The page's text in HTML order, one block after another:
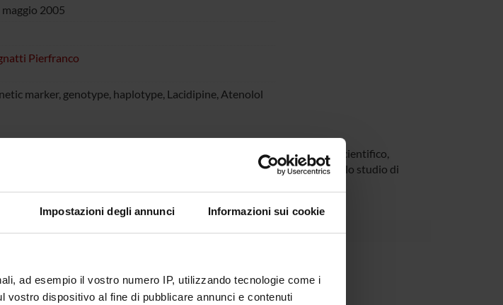
Impostazioni degli annunci Informazioni sui cookie
ad esempio il vostro numero IP, utilizzando tecnologie come i
dispositivo al fine di pubblicare annunci e contenuti
maggio 2005
Pierfranco
marker, genotype, haplotype, Lacidipine, Atenolol
l'utilizzo degli strumenti informatici hardware e software, e supporto scientifico,
tecnica, nella produzione e revisione dei risultati delle analisi relative allo studio di
ENTI.RIC - Finanziamento da enti vari per la ricerca